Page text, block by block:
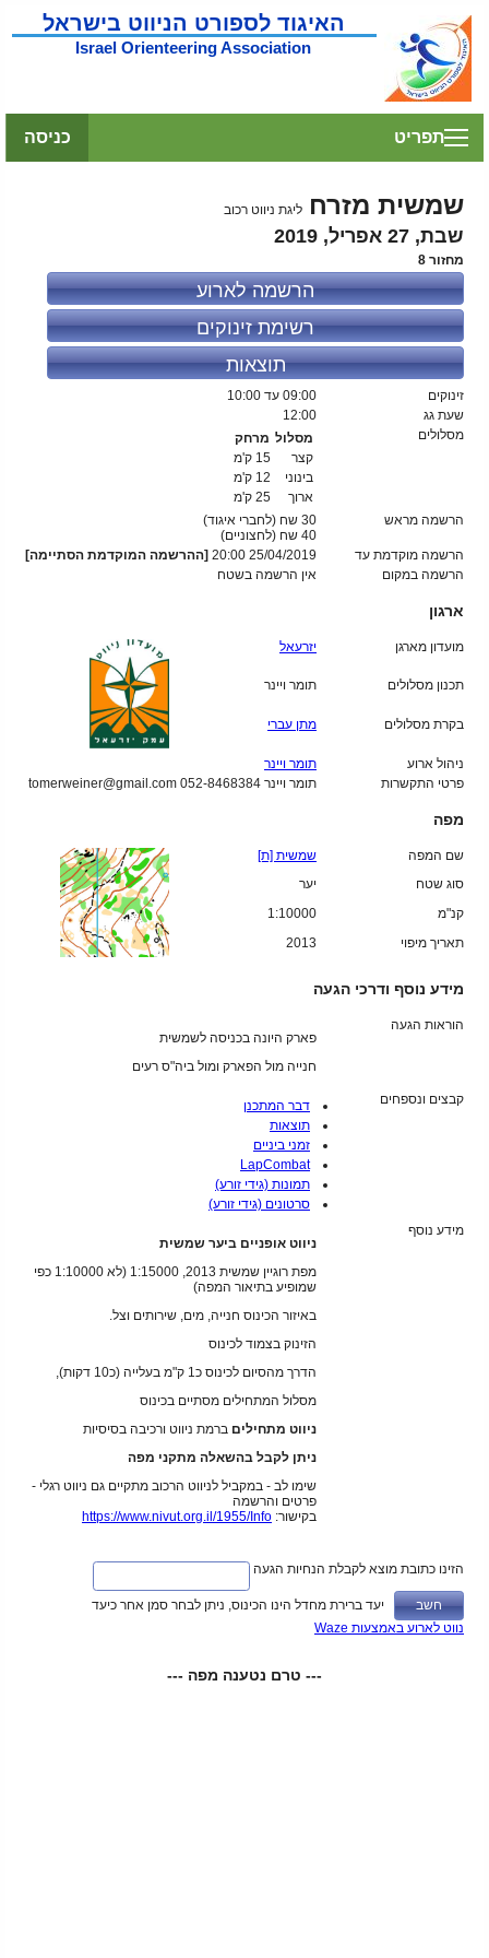
האיגוד לספורט הניווט בישראל
Israel Orienteering Association
כניסה תפריט
שמשית מזרח ליגת ניווט רכוב
שבת, 27 אפריל, 2019
מחזור 8
הרשמה לארוע
רשימת זינוקים
תוצאות
זינוקים 09:00 עד 10:00
שעת גג
12:00
מסלולים
מסלול מרחק
קצר
15 ק'מ
בינוני
12 ק'מ
ארוך
25 ק'מ
הרשמה מראש
30 שח (לחברי איגוד)
40 שח (לחצוניים)
הרשמה מוקדמת עד
25/04/2019 20:00
[ההרשמה המוקדמת הסתיימה]
הרשמה במקום
אין הרשמה בשטח
ארגון
מועדון מארגן יזרעאל
תכנון מסלולים תומר ויינר
בקרת מסלולים מתן עברי
ניהול ארוע
תומר ויינר
פרטי התקשרות
תומר ויינר 052-8468384 tomerweiner@gmail.com
מפה
שם המפה
שמשית [ת]
סוג שטח
יער
קנ"מ
1:10000
תאריך מיפוי
2013
מידע נוסף ודרכי הגעה
הוראות הגעה
פארק היונה בכניסה לשמשית
חנייה מול הפארק ומול ביה"ס רעים
קבצים ונספחים
דבר המתכנן
תוצאות
זמני ביניים
LapCombat
תמונות (גידי זורע)
סרטונים (גידי זורע)
מידע נוסף
ניווט אופניים ביער שמשית
מפת רוגיין שמשית 2013, 1:15000 (לא 1:10000 כפי
שמופיע בתיאור המפה)
באיזור הכינוס חנייה, מים, שירותים וצל.
הזינוק בצמוד לכינוס
הדרך מהסיום לכינוס כ1 ק"מ בעלייה (כ10 דקות),
מסלול המתחילים מסתיים בכינוס
ניווט מתחילים ברמת ניווט ורכיבה בסיסיות
ניתן לקבל בהשאלה מתקני מפה
שימו לב - במקביל לניווט הרכוב מתקיים גם ניווט רגלי -
פרטים והרשמה
בקישור: https://www.nivut.org.il/1955/Info
הזינו כתובת מוצא לקבלת הנחיות הגעה
יעד ברירת מחדל הינו הכינוס, ניתן לבחר סמן אחר כיעד
נווט לארוע באמצעות Waze
--- טרם נטענה מפה ---